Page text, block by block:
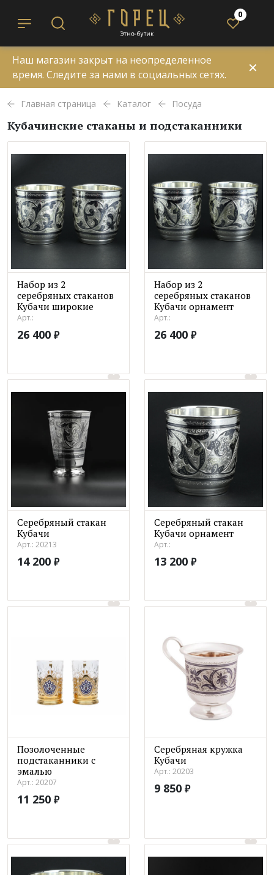
0
Наш магазин закрыт на неопределенное
время. Следите за нами в социальных сетях.
✕
Главная страница Каталог Посуда
Кубачинские стаканы и подстаканники
Набор из 2
серебряных стаканов
Кубачи широкие
Арт.:
26 400 ₽
Набор из 2
серебряных стаканов
Кубачи орнамент
Арт.:
26 400 ₽
Серебряный стакан
Кубачи
Арт.: 20213
14 200 ₽
Серебряный стакан
Кубачи орнамент
Арт.:
13 200 ₽
Позолоченные
подстаканники с
эмалью
Арт.: 20207
11 250 ₽
Серебряная кружка
Кубачи
Арт.: 20203
9 850 ₽